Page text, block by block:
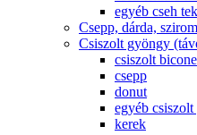
egyéb cseh
Csepp, dárda,
Csiszolt gyöngy
csiszolt bicone
csepp
donut
egyéb
kerek